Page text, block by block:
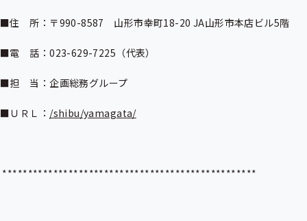
■住　所：〒990-8587　山形市幸町18-20 JA山形市本店ビル5階
■電　話：023-629-7225（代表）
■担　当：企画総務グループ
■ＵＲＬ： /shibu/yamagata/
**************************************************